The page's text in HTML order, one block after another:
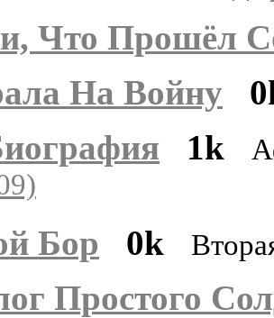
Что Прошёл
На Войну
1k
Бор
0k
Простого